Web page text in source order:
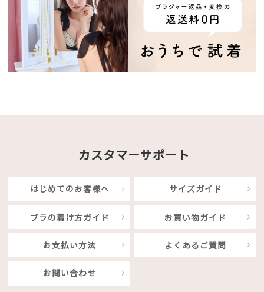
カスタマーサポート
はじめてのお客様へ サイズガイド
ブラの着け方ガイド お買い物ガイド
お支払い方法 よくあるご質問
お問い合わせ